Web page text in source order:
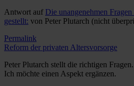
Antwort auf Die unangenehmen
gestellt: von Peter Plutarch (nicht
Permalink
Reform der privaten Altersvorsorge
Peter Plutarch stellt die richtigen Fragen.
Ich möchte einen Aspekt ergänzen.